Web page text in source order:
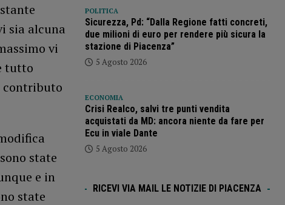
sia alcuna
vi
tutto
contributo
state
e in
state
POLITICA
Sicurezza, Pd: “Dalla Regione fatti concreti,
due milioni di euro per rendere più sicura la
stazione di Piacenza”
5 Agosto 2026
ECONOMIA
Crisi Realco, salvi tre punti vendita
acquistati da MD: ancora niente da fare per
Ecu in viale Dante
5 Agosto 2026
RICEVI VIA MAIL LE NOTIZIE DI PIACENZA